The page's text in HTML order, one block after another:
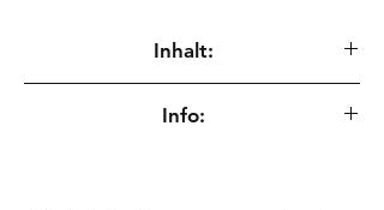
Inhalt:
Info: